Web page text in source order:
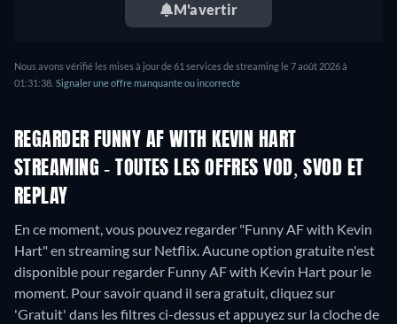
M'avertir
Nous avons vérifié les mises à jour de 61 services de streaming le 7 août 2026 à
01:31:38. Signaler une offre manquante ou incorrecte
REGARDER FUNNY AF WITH KEVIN HART
STREAMING - TOUTES LES OFFRES VOD, SVOD ET
REPLAY
En ce moment, vous pouvez regarder "Funny AF with Kevin
Hart" en streaming sur Netflix.Aucune option gratuite n'est
disponible pour regarder Funny AF with Kevin Hart pour le
moment. Pour savoir quand il sera gratuit, cliquez sur
'Gratuit' dans les filtres ci-dessus et appuyez sur la cloche de